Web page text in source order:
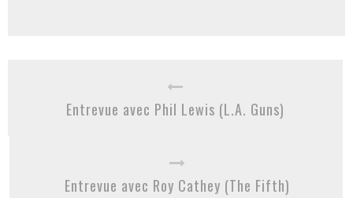
Entrevue avec Phil Lewis (L.A. Guns)
Entrevue avec Roy Cathey (The Fifth)